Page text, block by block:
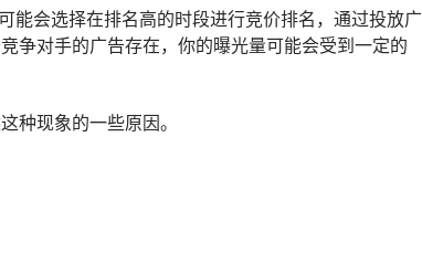
能会选择在排名高的时段进行竞价排名，通过投放广
争对手的广告存在，你的曝光量可能会受到一定的
种现象的一些原因。